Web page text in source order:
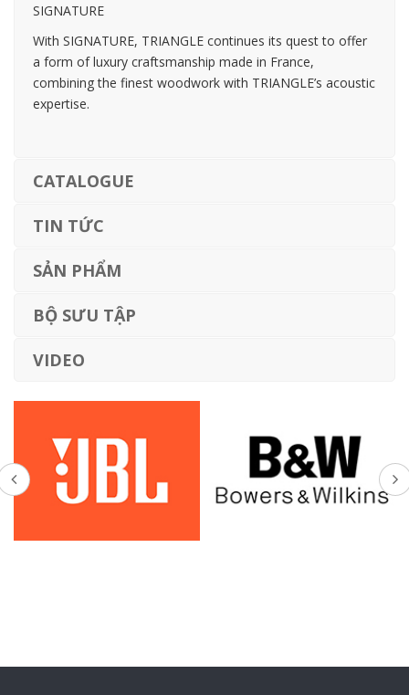
SIGNATURE
With SIGNATURE, TRIANGLE continues its quest to offer
a form of luxury craftsmanship made in France,
combining the finest woodwork with TRIANGLE’s acoustic
expertise.
CATALOGUE
TIN TỨC
SẢN PHẨM
BỘ SƯU TẬP
VIDEO